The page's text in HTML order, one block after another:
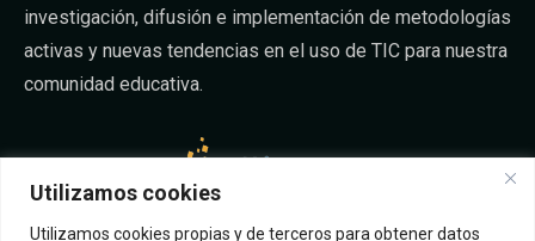
Utilizamos cookies
Utilizamos cookies propias y de terceros para obtener datos
investigación, difusión e implementación de metodologías
activas y nuevas tendencias en el uso de TIC para nuestra
comunidad educativa.